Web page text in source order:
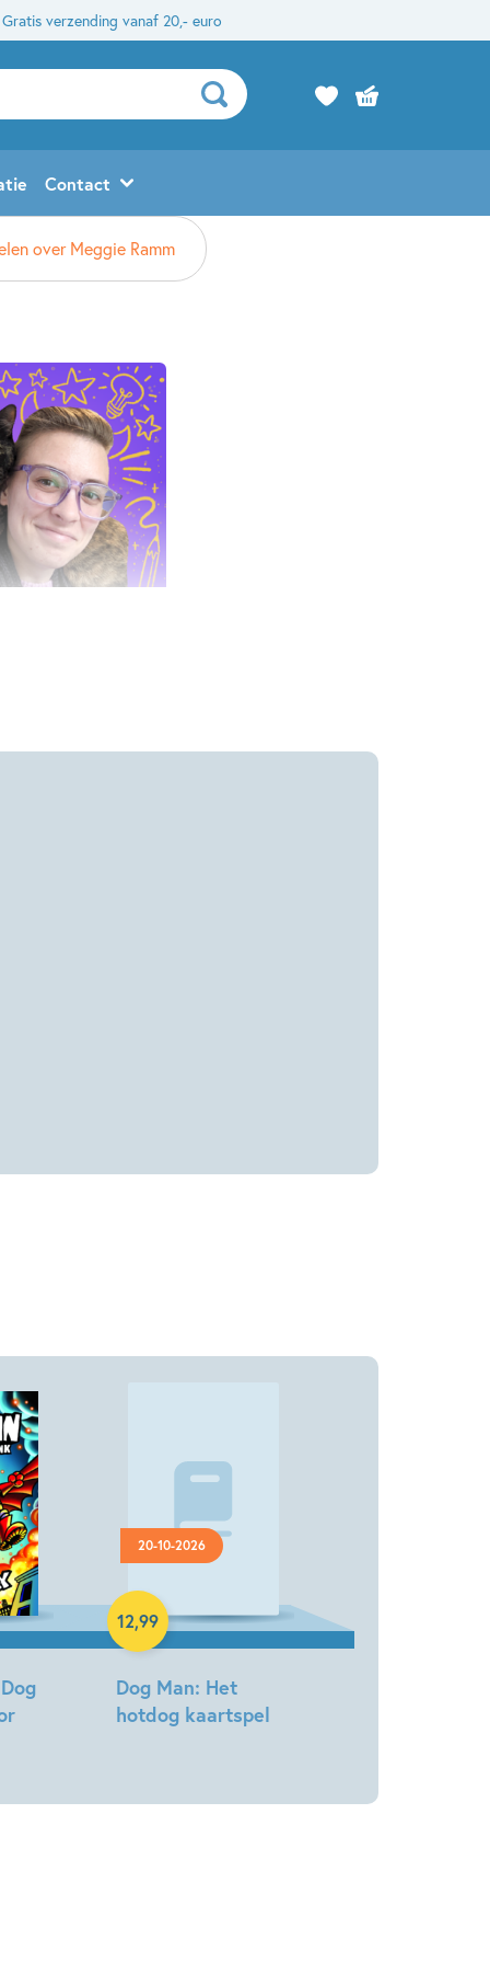
Gratis verzending vanaf 20,- euro
Contact
over Meggie Ramm
20-10-2026
Dog Man: Het
hotdog kaartspel
12,99
Knuffel